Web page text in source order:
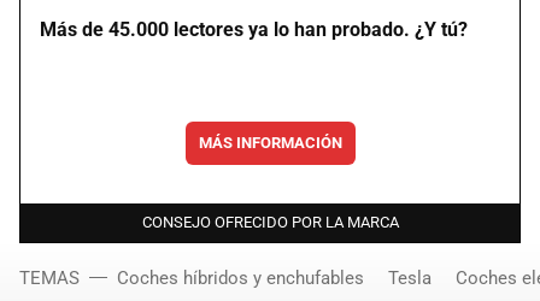
Más de 45.000 lectores ya lo han probado. ¿Y tú?
MÁS INFORMACIÓN
CONSEJO OFRECIDO POR LA MARCA
TEMAS Coches híbridos y enchufables Tesla Coches